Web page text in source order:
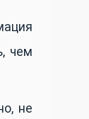
чем
не